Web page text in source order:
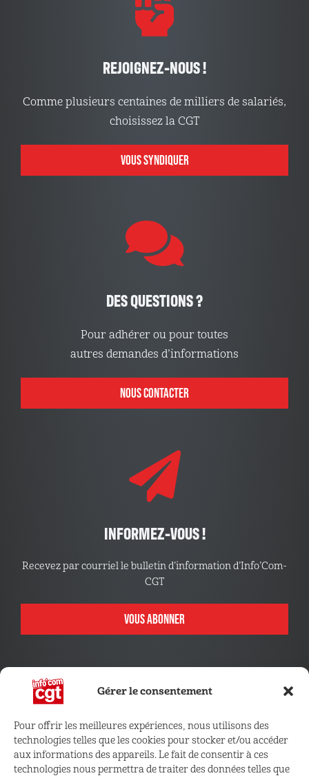
Gérer le consentement
Pour offrir les meilleures expériences, nous utilisons des
technologies telles que les cookies pour stocker et/ou accéder
aux informations des appareils. Le fait de consentir à ces
technologies nous permettra de traiter des données telles que
REJOIGNEZ-NOUS !
Comme plusieurs centaines de milliers de salariés,
choisissez la CGT
VOUS SYNDIQUER
DES QUESTIONS ?
Pour adhérer ou pour toutes
autres demandes d’informations
NOUS CONTACTER
INFORMEZ-VOUS !
Recevez par courriel le bulletin d’information d’Info’Com-
CGT
VOUS ABONNER
CONNECTEZ VOUS !